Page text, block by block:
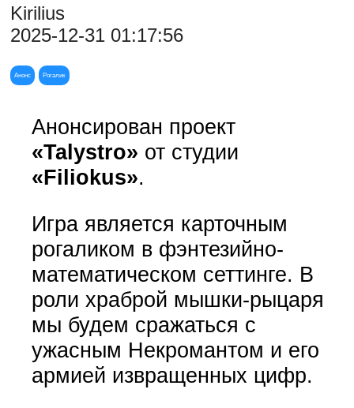
Kirilius
2025-12-31 01:17:56
Анонс Рогалик
Анонсирован проект
«Talystro» от студии
«Filiokus».
Игра является карточным
рогаликом в фэнтезийно-
математическом сеттинге. В
роли храброй мышки-рыцаря
мы будем сражаться с
ужасным Некромантом и его
армией извращенных цифр.